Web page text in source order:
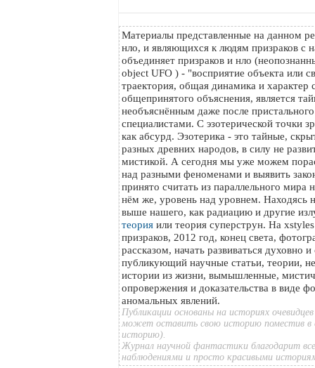
Материалы представленные на данном
нло, и являющихся к людям призраков с
объединяет призраков и нло
object UFO ) - "восприятие объекта или
траектория, общая динамика и характер
общепринятого объяснения, является
необъяснённым даже после
специалистами. С эзотерической точки
как абсурд. Эзотерика - это тайные,
разных древних народов, в силу не
мистикой. А сегодня мы уже можем
над разными феноменами и выявить
принято считать из параллельного мира
нём же, уровень над уровнем. Находясь
выше нашего, как радиацию и другие
теория или теория суперструн. На
призраков, 2012 год, конец света,
рассказом, начать развиваться духовно
публикующий научные статьи, теории,
истории из жизни, вымышленные,
опровержения и доказательства в виде
аномальных явлений.
Публикации основаны на историях
может оставить свою историю поместив в
историю).
Журнал научной фантастики благодарит
наблюдениями и просто красивыми